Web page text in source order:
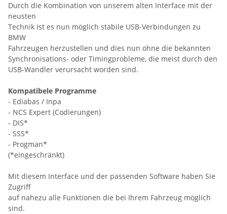
Durch die Kombination von unserem alten Interface mit der
neusten
Technik ist es nun möglich stabile USB-Verbindungen zu
BMW
Fahrzeugen herzustellen und dies nun ohne die bekannten
Synchronisations- oder Timingprobleme, die meist durch den
USB-Wandler verursacht worden sind.
Kompatibele Programme
- Ediabas / Inpa
- NCS Expert (Codierungen)
- DIS*
- SSS*
- Progman*
(*eingeschränkt)
Mit diesem Interface und der passenden Software haben Sie
Zugriff
auf nahezu alle Funktionen die bei Ihrem Fahrzeug möglich
sind.